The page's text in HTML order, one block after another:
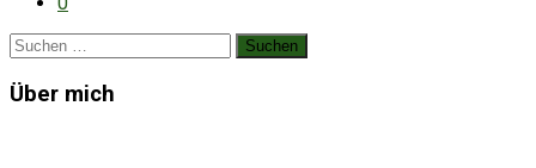
Suchen
Über mich